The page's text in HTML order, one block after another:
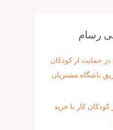
رسام
حمایت از کودکان
باشگاه مشتریان
کار با خرید